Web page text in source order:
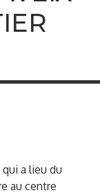
a lieu du
au centre